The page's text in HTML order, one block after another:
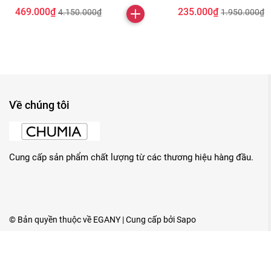
469.000₫ 4.150.000₫ 235.000₫ 1.950.000₫
Về chúng tôi
Cung cấp sản phẩm chất lượng từ các thương hiệu hàng đầu.
© Bản quyền thuộc về EGANY | Cung cấp bởiSapo